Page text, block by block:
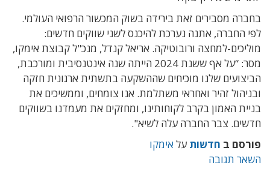
בחברה מסבירים זאת בירידה בשוק המכשור הרפואי העולמי.
לפי החברה, אתנה נערכת להיכנס לשני שווקים חדשים:
מוליכים-למחצה ורובוטיקה. אריאל קנדל, מנכ"ל קבוצת אימקו,
מסר
: “על אף ששנת 2024 הייתה שנה אינטנסיבית ומורכבת,
הביצועים שלנו מוכיחים שההשקעה בתשתית ארגונית חזקה
ובניהול זהיר ואחראי משתלמת. אנו צומחים, וממשיכים את
בניית האמון בקרב לקוחותינו, ומחזקים את מעמדנו בשווקים
חדשים. צבר החברה עלה לשיא".
פורסם ב חדשות עלאימקו
השאר תגובה